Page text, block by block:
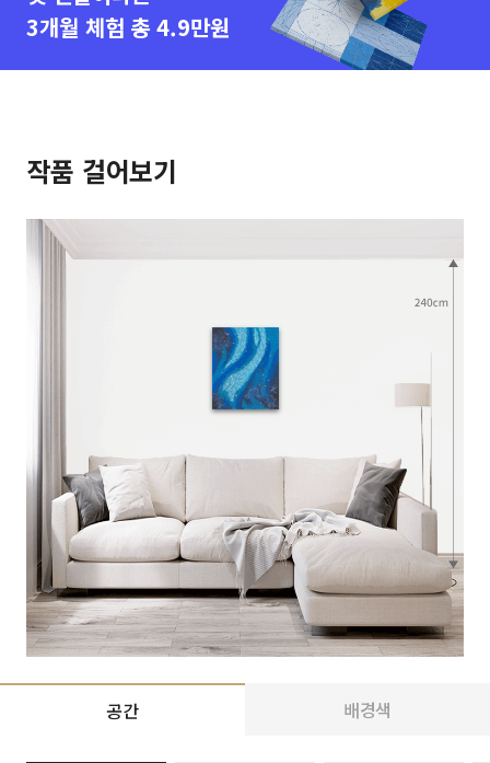
3개월 체험 총 4.9만원
작품 걸어보기
공간 배경색